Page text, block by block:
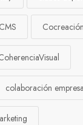
CMS Cocreación
colaboración